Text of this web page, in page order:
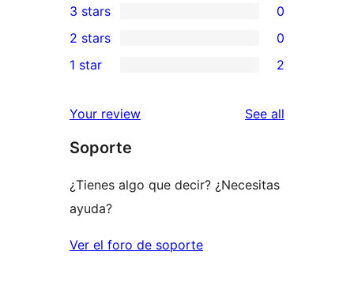
star
reviews
4-
star
reviews
0
3-
star
3 stars 0
2-
reviews
2 stars 0
star
reviews
1 star 2
Your review See all
Soporte
¿Tienes algo que decir? ¿Necesitas
ayuda?
Ver el foro de soporte